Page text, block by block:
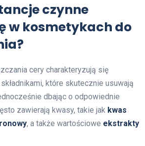
czynne
w kosmetykach do
cery charakteryzują się
które skutecznie usuwają
dbając o odpowiednie
zawierają kwasy, takie jak kwas
, a także wartościowe ekstrakty